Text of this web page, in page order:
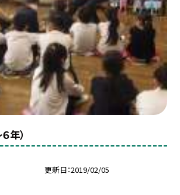
年）
更新日 2019/02/05